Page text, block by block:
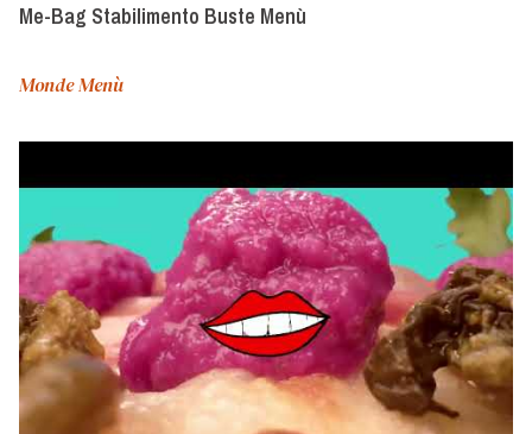
Me-Bag Stabilimento Buste Menù
Monde Menù